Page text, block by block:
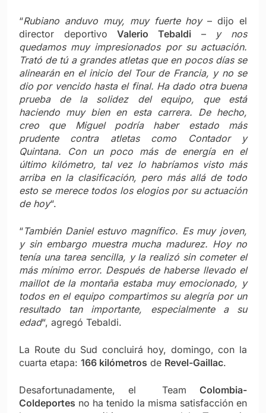
“Rubiano anduvo muy, muy fuerte hoy– dijo el
director deportivoValerio Tebaldi – y nos
quedamos muy impresionados por su actuación.
Trató de tú a grandes atletas que en pocos días se
alinearán en el inicio del Tour de Francia, y no se
dio por vencido hasta el final. Ha dado otra buena
prueba de la solidez del equipo, que está
haciendo muy bien en esta carrera. De hecho,
creo que Miguel podría haber estado más
prudente contra atletas como Contador y
Quintana. Con un poco más de energía en el
último kilómetro, tal vez lo habríamos visto más
arriba en la clasificación, pero más allá de todo
esto se merece todos los elogios por su actuación
de hoy“.
“También Daniel estuvo magnífico. Es muy joven,
y sin embargo muestra mucha madurez. Hoy no
tenía una tarea sencilla, y la realizó sin cometer el
más mínimo error. Después de haberse llevado el
maillot de la montaña estaba muy emocionado, y
todos en el equipo compartimos su alegría por un
resultado tan importante, especialmente a su
edad“, agregó Tebaldi.
La Route du Sud concluirá hoy, domingo, con la
cuarta etapa: 166 kilómetros de Revel-Gaillac.
Desafortunadamente, el Team Colombia-
Coldeportes no ha tenido la misma satisfacción en